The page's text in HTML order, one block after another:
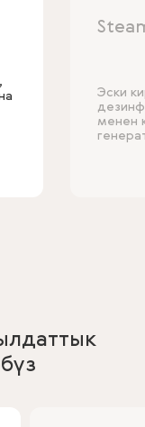
Эски
менен